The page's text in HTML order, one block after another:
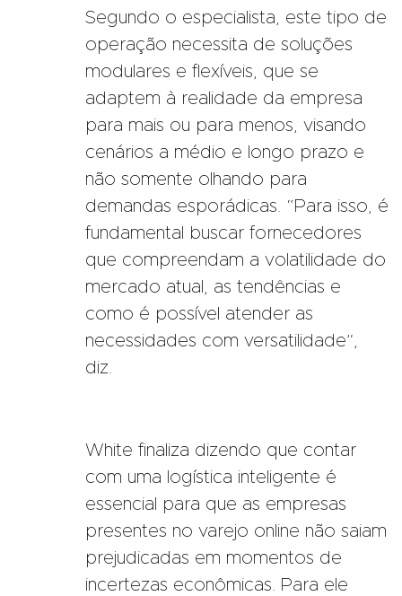
Segundo o especialista, este tipo de
operação necessita de soluções
modulares e flexíveis, que se
adaptem à realidade da empresa
para mais ou para menos, visando
cenários a médio e longo prazo e
não somente olhando para
demandas esporádicas. “Para isso, é
fundamental buscar fornecedores
que compreendam a volatilidade do
mercado atual, as tendências e
como é possível atender as
necessidades com versatilidade”,
diz.
White finaliza dizendo que contar
com uma logística inteligente é
essencial para que as empresas
presentes no varejo online não saiam
prejudicadas em momentos de
incertezas econômicas. Para ele